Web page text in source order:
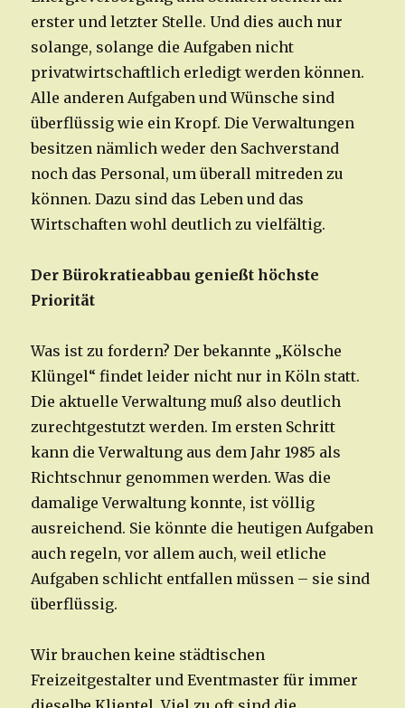
erster und letzter Stelle. Und dies auch nur
solange, solange die Aufgaben nicht
privatwirtschaftlich erledigt werden können.
Alle anderen Aufgaben und Wünsche sind
überflüssig wie ein Kropf. Die Verwaltungen
besitzen nämlich weder den Sachverstand
noch das Personal, um überall mitreden zu
können. Dazu sind das Leben und das
Wirtschaften wohl deutlich zu vielfältig.
Der Bürokratieabbau genießt höchste
Priorität
Was ist zu fordern? Der bekannte „Kölsche
Klüngel“ findet leider nicht nur in Köln statt.
Die aktuelle Verwaltung muß also deutlich
zurechtgestutzt werden. Im ersten Schritt
kann die Verwaltung aus dem Jahr 1985 als
Richtschnur genommen werden. Was die
damalige Verwaltung konnte, ist völlig
ausreichend. Sie könnte die heutigen Aufgaben
auch regeln, vor allem auch, weil etliche
Aufgaben schlicht entfallen müssen – sie sind
überflüssig.
Wir brauchen keine städtischen
Freizeitgestalter und Eventmaster für immer